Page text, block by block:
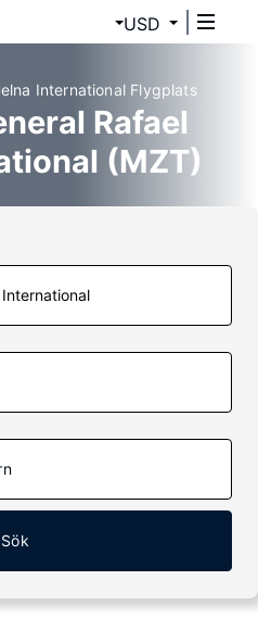
USD
International Flygplats
Rafael
(MZT)
Sök